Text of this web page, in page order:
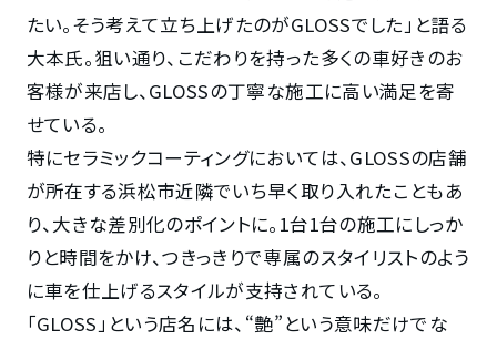
たい。そう考えて立ち上げたのがGLOSSでした」と語る
大本氏。狙い通り、こだわりを持った多くの車好きのお
客様が来店し、GLOSSの丁寧な施工に高い満足を寄
せている。
特にセラミックコーティングにおいては、GLOSSの店舗
が所在する浜松市近隣でいち早く取り入れたこともあ
り、大きな差別化のポイントに。1台1台の施工にしっか
りと時間をかけ、つきっきりで専属のスタイリストのよう
に車を仕上げるスタイルが支持されている。
「GLOSS」という店名には、“艶”という意味だけでな